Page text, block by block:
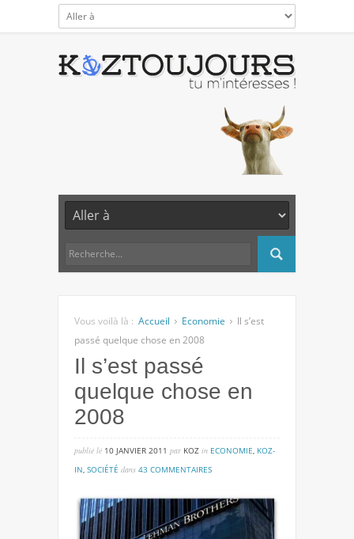
Vous voilà là : Accueil Economie
Il s’est
passé quelque chose en 2008
Il s’est passé
quelque chose en
2008
publié lé 10 JANVIER 2011 par KOZ in ECONOMIE KOZ-
IN SOCIÉTÉ dans 43 COMMENTAIRESsur
s’est
passé